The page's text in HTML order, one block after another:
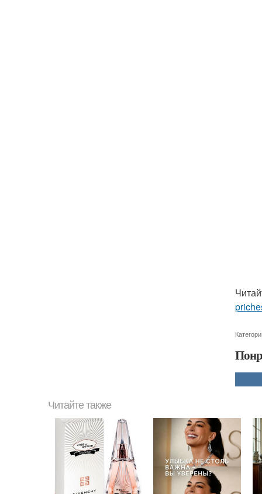
Читайте также